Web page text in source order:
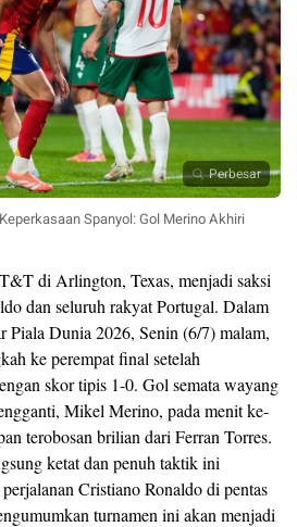
Perbesar
Spanyol: Gol Merino Akhiri
di Arlington, Texas, menjadi saksi
dan seluruh rakyat Portugal. Dalam
Piala Dunia 2026, Senin (6/7) malam,
ke perempat final setelah
skor tipis 1-0. Gol semata wayang
Mikel Merino, pada menit ke-
terobosan brilian dari Ferran Torres.
ketat dan penuh taktik ini
Cristiano Ronaldo di pentas
turnamen ini akan menjadi